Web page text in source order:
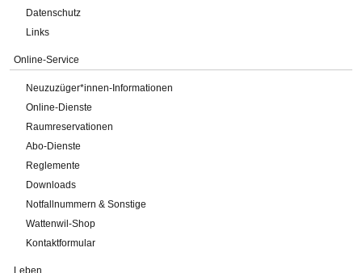
Datenschutz
Links
Online-Service
Neuzuzüger*innen-Informationen
Online-Dienste
Raumreservationen
Abo-Dienste
Reglemente
Downloads
Notfallnummern & Sonstige
Wattenwil-Shop
Kontaktformular
Leben